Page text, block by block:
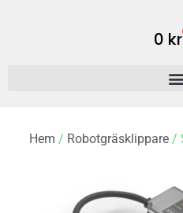
0 kr
Hem / Robotgräsklippare /